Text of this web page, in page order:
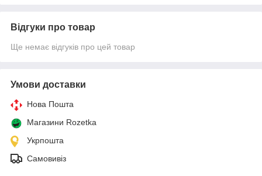
Відгуки про товар
Ще немає відгуків про цей товар
Умови доставки
Нова Пошта
Магазини Rozetka
Укрпошта
Самовивіз